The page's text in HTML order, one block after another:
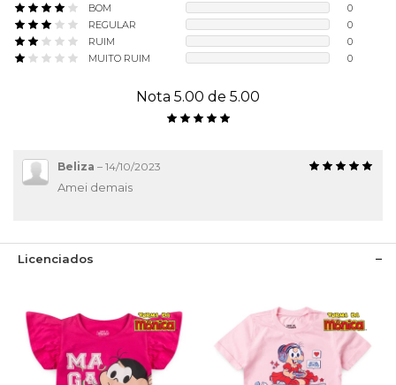
BOM
0
REGULAR
0
RUIM
0
MUITO RUIM
0
Nota 5.00 de 5.00
Beliza – 14/10/2023
Amei demais
Licenciados